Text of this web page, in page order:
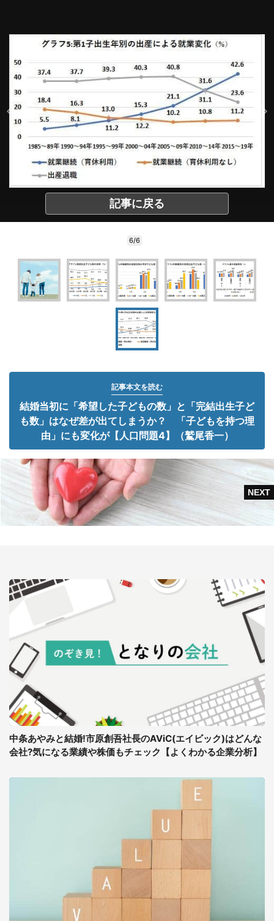
記事に戻る
6/6
記事本文を読む
結婚当初に「希望した子どもの数」と「完結出生子ど
も数」はなぜ差が出てしまうか？ 「子どもを持つ理
由」にも変化が【人口問題4】（鷲尾香一）
中条あやみと結婚!市原創吾社長のAViC(エイビック)はどんな
会社?気になる業績や株価もチェック【よくわかる企業分析】